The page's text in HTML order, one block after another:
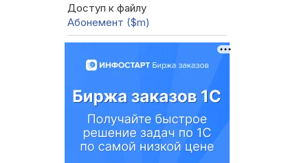
Доступ к файлу
Абонемент ($m)